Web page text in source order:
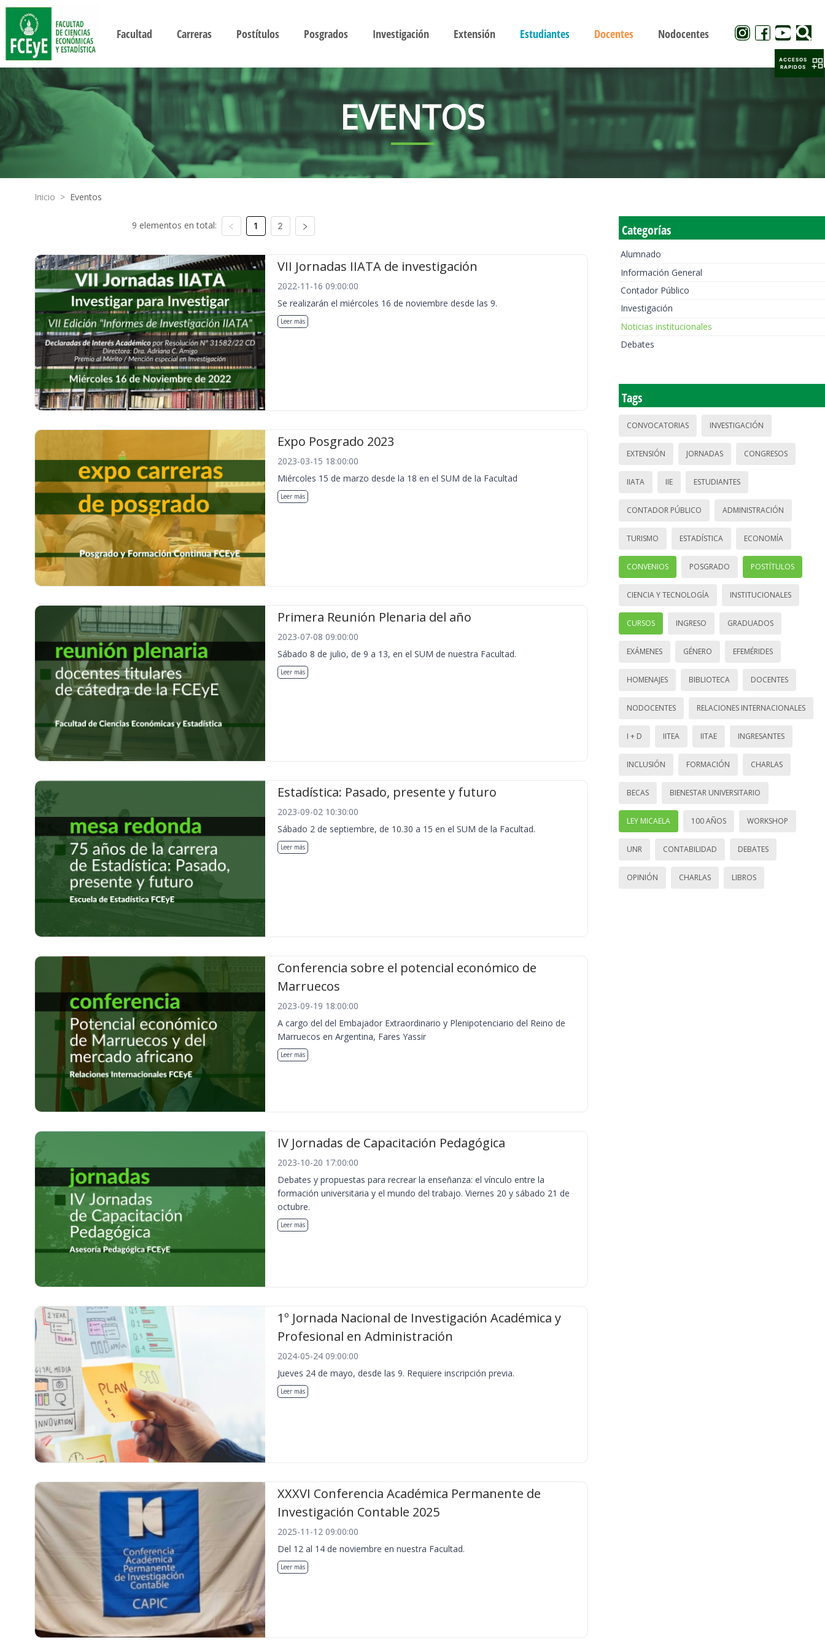
Facultad Carreras Postítulos Posgrados Investigación Extensión Estudiantes Docentes Nodocentes
EVENTOS
Inicio > Eventos
9 elementos en total: 1 2
VII Jornadas IIATA de investigación
2022-11-16 09:00:00
Se realizarán el miércoles 16 de noviembre desde las 9.
Leer más
Expo Posgrado 2023
2023-03-15 18:00:00
Miércoles 15 de marzo desde la 18 en el SUM de la Facultad
Leer más
Primera Reunión Plenaria del año
2023-07-08 09:00:00
Sábado 8 de julio, de 9 a 13, en el SUM de nuestra Facultad.
Leer más
Estadística: Pasado, presente y futuro
2023-09-02 10:30:00
Sábado 2 de septiembre, de 10.30 a 15 en el SUM de la Facultad.
Leer más
Conferencia sobre el potencial económico de
Marruecos
2023-09-19 18:00:00
A cargo del del Embajador Extraordinario y Plenipotenciario del Reino de
Marruecos en Argentina, Fares Yassir
Leer más
IV Jornadas de Capacitación Pedagógica
2023-10-20 17:00:00
Debates y propuestas para recrear la enseñanza: el vínculo entre la
formación universitaria y el mundo del trabajo. Viernes 20 y sábado 21 de
octubre.
Leer más
1º Jornada Nacional de Investigación Académica y
Profesional en Administración
2024-05-24 09:00:00
Jueves 24 de mayo, desde las 9. Requiere inscripción previa.
Leer más
XXXVI Conferencia Académica Permanente de
Investigación Contable 2025
2025-11-12 09:00:00
Del 12 al 14 de noviembre en nuestra Facultad.
Leer más
Categorías
Alumnado
Información General
Contador Público
Investigación
Noticias institucionales
Debates
Tags
CONVOCATORIAS INVESTIGACIÓN
EXTENSIÓN JORNADAS CONGRESOS
IIATA IIE ESTUDIANTES
CONTADOR PÚBLICO ADMINISTRACIÓN
TURISMO ESTADÍSTICA ECONOMÍA
CONVENIOS POSGRADO POSTÍTULOS
CIENCIA Y TECNOLOGÍA INSTITUCIONALES
CURSOS INGRESO GRADUADOS
EXÁMENES GÉNERO EFEMÉRIDES
HOMENAJES BIBLIOTECA DOCENTES
NODOCENTES RELACIONES INTERNACIONALES
I + D IITEA IITAE INGRESANTES
INCLUSIÓN FORMACIÓN CHARLAS
BECAS BIENESTAR UNIVERSITARIO
LEY MICAELA 100 AÑOS WORKSHOP
UNR CONTABILIDAD DEBATES
OPINIÓN CHARLAS LIBROS
ACCESOS
RAPIDOS